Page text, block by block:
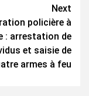
Next
policière à
: arrestation de
et saisie de
armes à feu